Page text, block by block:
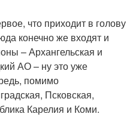
что приходит в голову
конечно же входят и
– Архангельская и
АО – ну это уже
помимо
Псковская,
Карелия и Коми.